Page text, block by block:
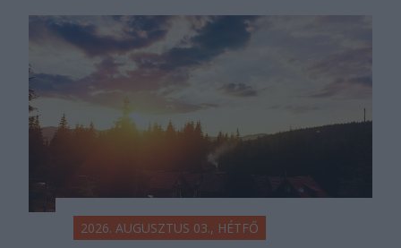
2026. AUGUSZTUS 03., HÉTFŐ